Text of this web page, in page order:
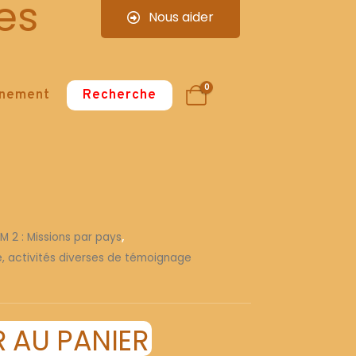
Nous aider
Recherche 0
2 : Missions par pays,
activités diverses de témoignage
AU PANIER